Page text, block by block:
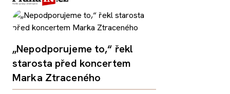
„Nepodporujeme to,“ řekl
starosta před koncertem
Marka Ztraceného